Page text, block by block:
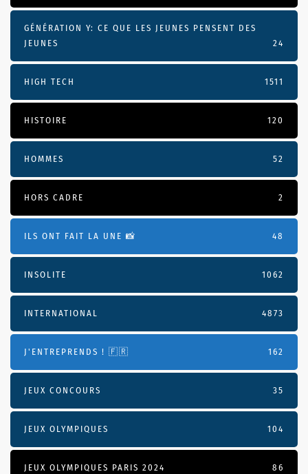
GÉNÉRATION Y: CE QUE LES JEUNES PENSENT DES
JEUNES
24
HIGH TECH 1511
HISTOIRE 120
HOMMES 52
HORS CADRE 2
ILS ONT FAIT LA UNE 📸 48
INSOLITE 1062
INTERNATIONAL 4873
J'ENTREPRENDS ! 🇫🇷 162
JEUX CONCOURS 35
JEUX OLYMPIQUES 104
JEUX OLYMPIQUES PARIS 2024 86